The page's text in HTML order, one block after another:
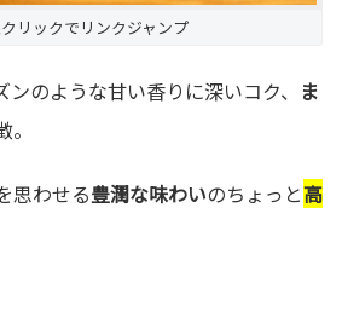
リックでリンクジャンプ
ンのような甘い香りに深いコク、 ま
思わせる豊潤な味わいのちょっと高